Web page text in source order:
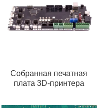
Собранная печатная
плата 3D-принтера